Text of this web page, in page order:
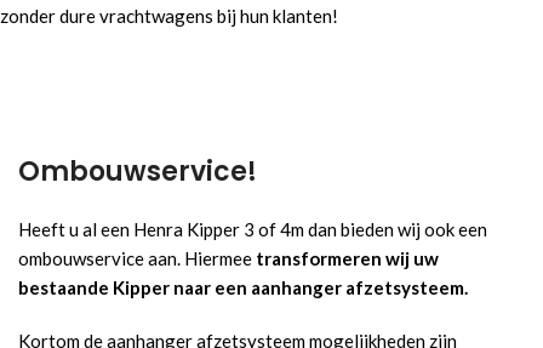
zonder dure vrachtwagens bij hun klanten!
Ombouwservice!
Heeft u al een Henra Kipper 3 of 4m dan bieden wij ook een
ombouwservice aan. Hiermee transformeren wij uw
bestaande Kipper naar een aanhanger afzetsysteem.
Kortom de aanhanger afzetsysteem mogelijkheden zijn